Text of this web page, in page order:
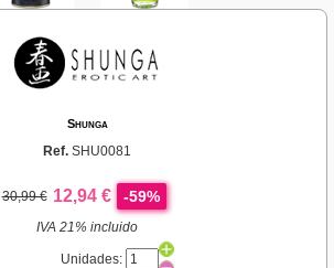
Shunga
Ref. SHU0081
30,99 € 12,94 € -59%
IVA 21% incluido
Unidades: